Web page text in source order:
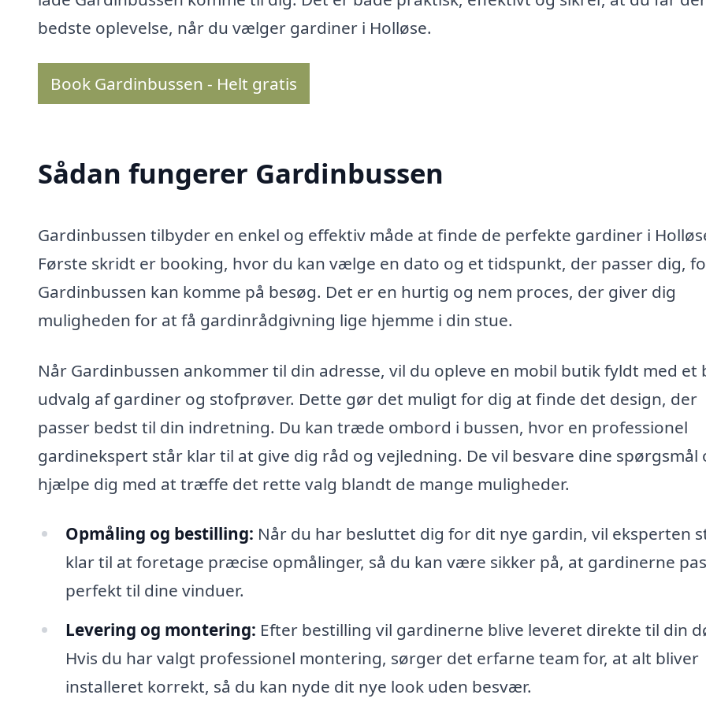
bedste oplevelse, når du vælger gardiner i Holløse.
Book Gardinbussen - Helt gratis
Sådan fungerer Gardinbussen
Gardinbussen tilbyder en enkel og effektiv måde at finde de perfekte gardiner i
Første skridt er booking, hvor du kan vælge en dato og et tidspunkt, der passer dig,
Gardinbussen kan komme på besøg. Det er en hurtig og nem proces, der giver dig
muligheden for at få gardinrådgivning lige hjemme i din stue.
Når Gardinbussen ankommer til din adresse, vil du opleve en mobil butik fyldt med et
udvalg af gardiner og stofprøver. Dette gør det muligt for dig at finde det design, der
passer bedst til din indretning. Du kan træde ombord i bussen, hvor en professionel
gardinekspert står klar til at give dig råd og vejledning. De vil besvare dine spørgsmål
hjælpe dig med at træffe det rette valg blandt de mange muligheder.
Opmåling og bestilling: Når du har besluttet dig for dit nye gardin, vil eksperten
klar til at foretage præcise opmålinger, så du kan være sikker på, at gardinerne
perfekt til dine vinduer.
Levering og montering: Efter bestilling vil gardinerne blive leveret direkte til din
Hvis du har valgt professionel montering, sørger det erfarne team for, at alt bliver
installeret korrekt, så du kan nyde dit nye look uden besvær.